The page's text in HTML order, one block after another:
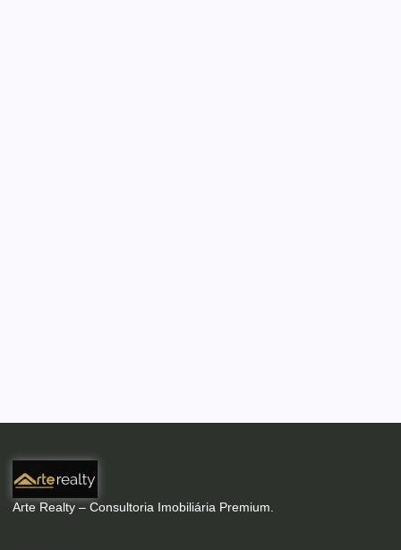
Arte Realty – Consultoria Imobiliária Premium.